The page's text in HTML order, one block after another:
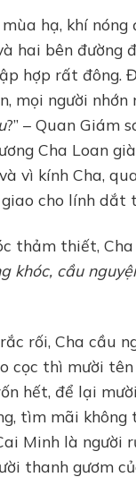
hạ, khí nóng
hai bên đường
hợp rất đông.
mọi người nhớn
?” – Quan Giám
Cha Loan
vì kính Cha,
cho lính dắt
thảm thiết,
khóc, cầu
rối, Cha cầu
cọc thì mười
hết, để lại
tìm mãi không
Minh là người
thanh gươm